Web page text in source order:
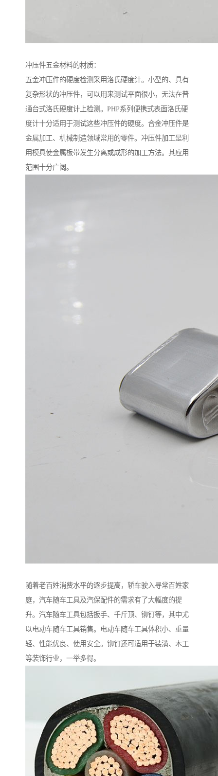
冲压件五金材料的材质：
五金冲压件的硬度检测采用洛氏硬度计。小型的、具有
复杂形状的冲压件，可以用来测试平面很小，无法在普
通台式洛氏硬度计上检测。PHP系列便携式表面洛氏硬
度计十分适用于测试这些冲压件的硬度。合金冲压件是
金属加工、机械制造领域常用的零件。冲压件加工是利
用模具使金属板带发生分离或成形的加工方法。其应用
范围十分广阔。
随着老百姓消费水平的逐步提高，轿车驶入寻常百姓家
庭，汽车随车工具及汽保配件的需求有了大幅度的提
升。汽车随车工具包括扳手、千斤顶、铆钉等，其中尤
以电动车随车工具销售。电动车随车工具体积小、重量
轻、性能优良、使用安全。铆钉还可适用于装潢、木工
等装饰行业，一举多得。